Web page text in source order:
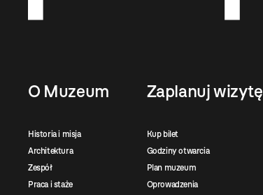
O Muzeum
Historia i misja
Architektura
Zespół
Praca i staże
Zaplanuj wizytę
Kup bilet
Godziny otwarcia
Plan muzeum
Oprowadzenia